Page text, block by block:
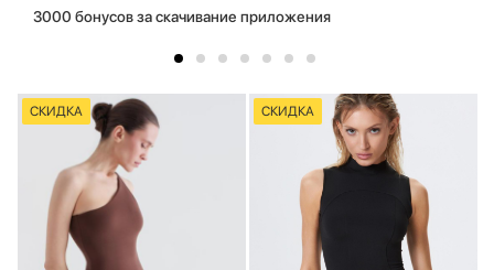
3000 бонусов за скачивание приложения
СКИДКА СКИДКА